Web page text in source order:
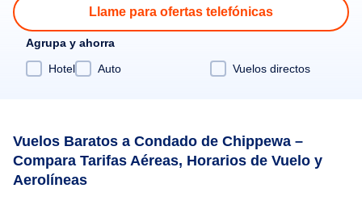
Llame para ofertas telefónicas
Agrupa y ahorra
Hotel
Auto Vuelos directos
Vuelos Baratos a Condado de Chippewa –
Compara Tarifas Aéreas, Horarios de Vuelo y
Aerolíneas